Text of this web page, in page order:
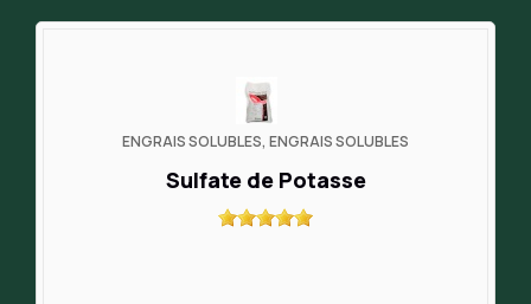
ENGRAIS SOLUBLES, ENGRAIS SOLUBLES
Sulfate de Potasse